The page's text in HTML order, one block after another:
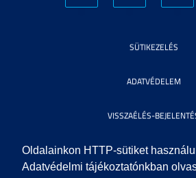
Oldalainkon HTTP-sütiket
Adatvédelmi tájékoztatónkban
SÜTIKEZELÉS
ADATVÉDELEM
VISSZAÉLÉS-
KÖZÉRDEKŰ ADATOK